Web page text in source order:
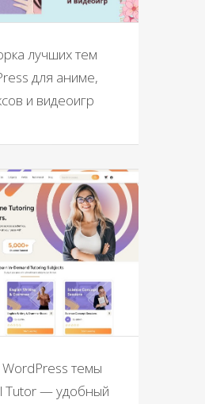
лучших тем
для аниме,
и видеоигр
темы
Tutor — удобный